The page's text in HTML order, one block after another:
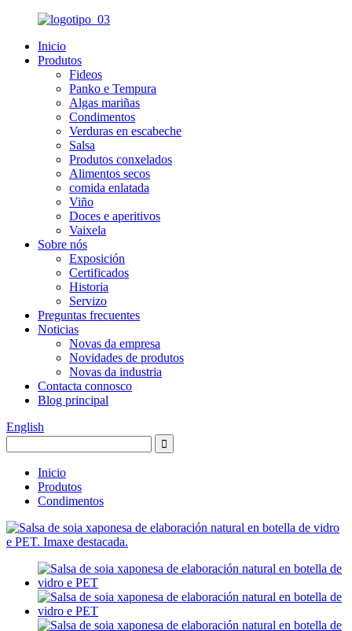
Inicio
Produtos
Fideos
Panko e Tempura
Algas mariñas
Condimentos
Verduras en escabeche
Salsa
Produtos conxelados
Alimentos secos
comida enlatada
Viño
Doces e aperitivos
Vaixela
Sobre nós
Exposición
Certificados
Historia
Servizo
Preguntas frecuentes
Noticias
Novas da empresa
Novidades de produtos
Novas da industria
Contacta connosco
Blog principal
English
Inicio
Produtos
Condimentos